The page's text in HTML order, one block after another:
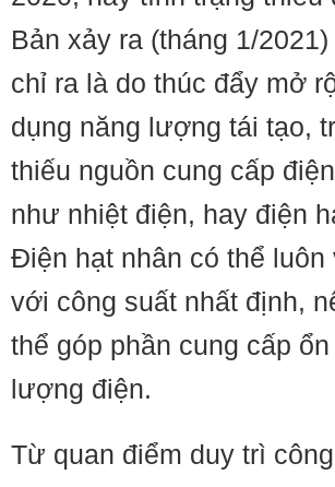
Bản xảy ra (tháng 1/
chỉ ra là do thúc đẩy mở
dụng năng lượng tái tạo,
thiếu nguồn cung cấp
như nhiệt điện, hay điện
Điện hạt nhân có thể luôn
với công suất nhất định,
thể góp phần cung cấp
lượng điện.
Từ quan điểm duy trì